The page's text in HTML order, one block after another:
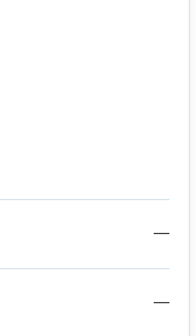
—
—